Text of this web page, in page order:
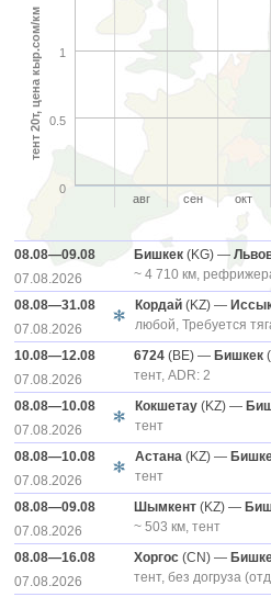
авг сен окт
0
0.5
1
тент 20т, цена кыр.сом/км
08.08—09.08 Бишкек (KG) —
07.08.2026
~ 4 710 км,
08.08—31.08
Кордай (KZ) —
07.08.2026
10.08—12.08
6724 (BE) — Бишкек
07.08.2026
тент, ADR: 2
08.08—10.08
Кокшетау (KZ) —
07.08.2026
тент
08.08—10.08
Астана (KZ) —
07.08.2026
тент
08.08—09.08
Шымкент (KZ) —
07.08.2026
~ 503 км, тент
08.08—16.08
Хоргос (CN) —
07.08.2026
тент, без догруза